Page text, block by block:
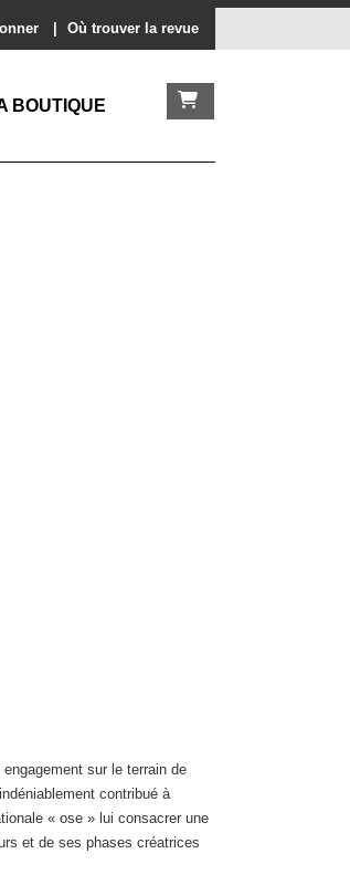
Où trouver la revue
BOUTIQUE
sur le terrain de
contribué à
« ose » lui consacrer une
et de ses phases créatrices